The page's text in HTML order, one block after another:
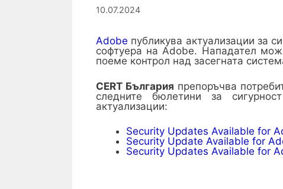
10.07.2024
Adobe публикува актуализации за
софтуера на Adobe. Нападател
поеме контрол над засегната
CERT България препоръчва
следните бюлетини за
актуализации:
Security Updates Available for
Security Update Available for
Security Updates Available for